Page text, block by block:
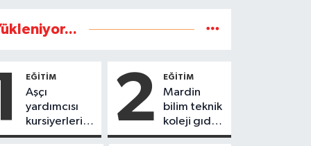
EĞİTİM
Aşçı
yardımcısı
kursiyerleri
eğitimlerini
2 EĞİTİM
Mardin
bilim teknik
koleji gıda
teknolojisi